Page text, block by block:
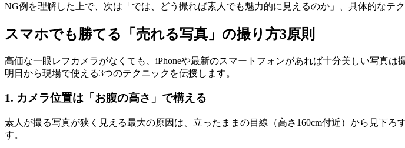
NG例を理解した上で、次は「では、どう撮れば素人でも魅力的に見えるのか」、具体的なテ
スマホでも勝てる「売れる写真」の撮り方3原則
高価な一眼レフカメラがなくても、iPhoneや最新のスマートフォンがあれば十分美しい写真
明日から現場で使える3つのテクニックを伝授します。
1. カメラ位置は「お腹の高さ」で構える
素人が撮る写真が狭く見える最大の原因は、立ったままの目線（高さ160cm付近）から見下
す。